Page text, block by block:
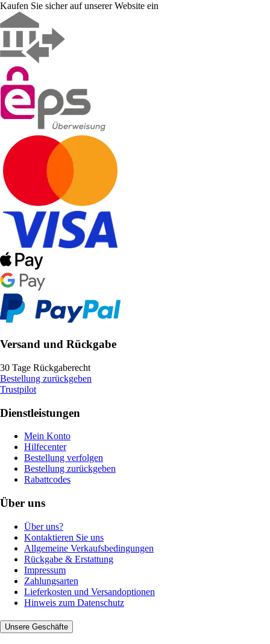
Kaufen Sie sicher auf unserer Website ein
Versand und Rückgabe
30 Tage Rückgaberecht
Bestellung zurückgeben
Trustpilot
Dienstleistungen
Mein Konto
Hilfecenter
Bestellung verfolgen
Bestellung zurückgeben
Rabattcodes
Über uns
Über uns?
Kontaktieren Sie uns
Allgemeine Verkaufsbedingungen
Rückgabe & Erstattung
Impressum
Zahlungsarten
Lieferkosten und Versandoptionen
Hinweis zum Datenschutz
Unsere Geschäfte